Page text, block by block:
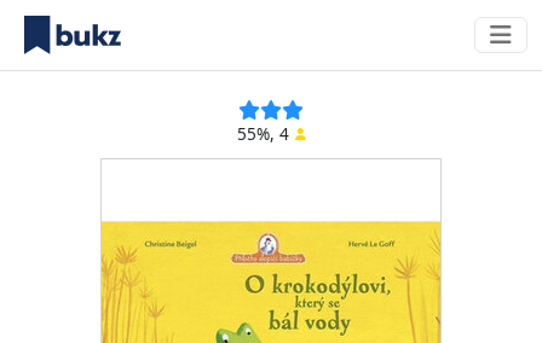
55%, 4